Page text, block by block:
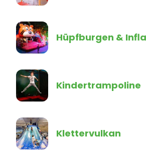
Hüpfburgen &
Kindertrampoline
Klettervulkan